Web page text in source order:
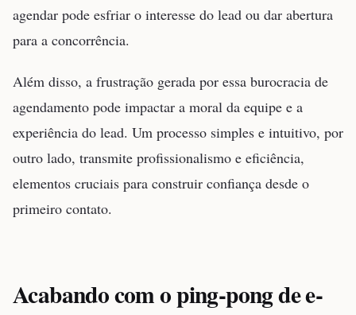
agendar pode esfriar o interesse do lead ou dar abertura
para a concorrência.
Além disso, a frustração gerada por essa burocracia de
agendamento pode impactar a moral da equipe e a
experiência do lead. Um processo simples e intuitivo, por
outro lado, transmite profissionalismo e eficiência,
elementos cruciais para construir confiança desde o
primeiro contato.
Acabando com o ping-pong de e-